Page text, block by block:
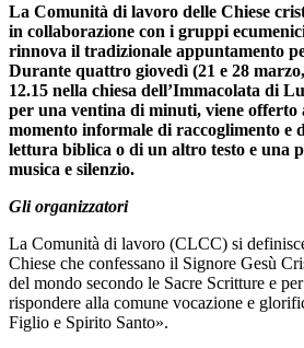
La Comunità di lavoro delle Chiese
in collaborazione con i gruppi
rinnova il tradizionale appuntamento
Durante quattro giovedì (21 e 28
12.15 nella chiesa dell’Immacolata di
per una ventina di minuti, viene offerto
momento informale di raccoglimento e
lettura biblica o di un altro testo e una
musica e silenzio.
Gli organizzatori
La Comunità di lavoro (CLCC) si
Chiese che confessano il Signore Gesù
del mondo secondo le Sacre Scritture e
rispondere alla comune vocazione e
Figlio e Spirito Santo».